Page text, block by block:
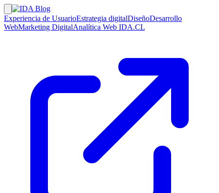
Experiencia de UsuarioEstrategia digitalDiseñoDesarrollo
WebMarketing DigitalAnalítica Web IDA.CL